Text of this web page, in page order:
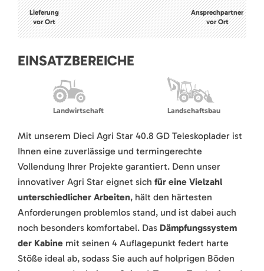
Lieferung
vor Ort
Ansprechpartner
vor Ort
EINSATZBEREICHE
Landwirtschaft Landschaftsbau
Mit unserem Dieci Agri Star 40.8 GD Teleskoplader ist
Ihnen eine zuverlässige und termingerechte
Vollendung Ihrer Projekte garantiert. Denn unser
innovativer Agri Star eignet sich für eine Vielzahl
unterschiedlicher Arbeiten, hält den härtesten
Anforderungen problemlos stand, und ist dabei auch
noch besonders komfortabel. Das Dämpfungssystem
der Kabine mit seinen 4 Auflagepunkt federt harte
Stöße ideal ab, sodass Sie auch auf holprigen Böden